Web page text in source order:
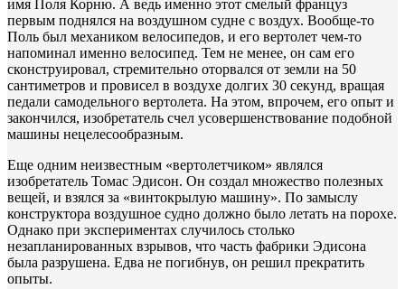
имя Поля Корню. А ведь именно этот смелый француз
первым поднялся на воздушном судне с воздух. Вообще-то
Поль был механиком велосипедов, и его вертолет чем-то
напоминал именно велосипед. Тем не менее, он сам его
сконструировал, стремительно оторвался от земли на 50
сантиметров и провисел в воздухе долгих 30 секунд, вращая
педали самодельного вертолета. На этом, впрочем, его опыт и
закончился, изобретатель счел усовершенствование подобной
машины нецелесообразным.
Еще одним неизвестным «вертолетчиком» являлся
изобретатель Томас Эдисон. Он создал множество полезных
вещей, и взялся за «винтокрылую машину». По замыслу
конструктора воздушное судно должно было летать на порохе.
Однако при экспериментах случилось столько
незапланированных взрывов, что часть фабрики Эдисона
была разрушена. Едва не погибнув, он решил прекратить
опыты.